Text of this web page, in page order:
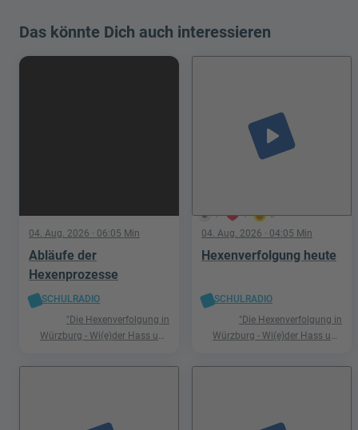
Das könnte Dich auch interessieren
04. Aug. 2026 · 06:05 Min
Abläufe der
Hexenprozesse
SCHULRADIO
"Die Hexenverfolgung in
Würzburg - Wi(e)der Hass und
7 1 0
play_arrow
04. Aug. 2026 · 04:05 Min
Hexenverfolgung heute
SCHULRADIO
"Die Hexenverfolgung in
Würzburg - Wi(e)der Hass und